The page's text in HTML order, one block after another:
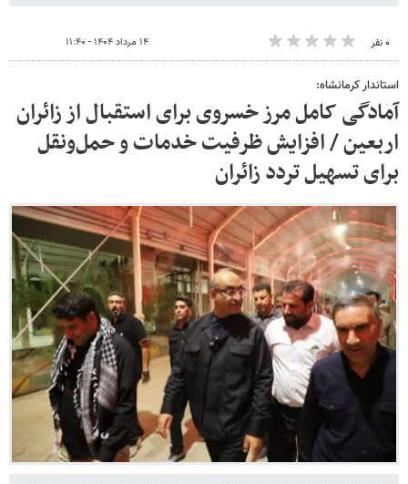
۰ نفر ۱۴ مرداد ۱۴۰۴ - ۱۱:۴۰
استاندار کرمانشاه:
آمادگی کامل مرز خسروی برای استقبال از زائران
اربعین / افزایش ظرفیت خدمات و حمل‌ونقل
برای تسهیل تردد زائران